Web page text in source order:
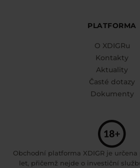
PLATFORMA
O XDIGRu
Kontakty
Aktuality
Časté dotazy
Dokumenty
Obchodní platforma XDIGR je určena
let, přičemž nejde o investiční